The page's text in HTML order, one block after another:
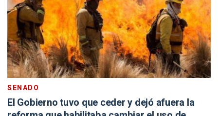
SENADO
El Gobierno tuvo que ceder y dejó afuera la